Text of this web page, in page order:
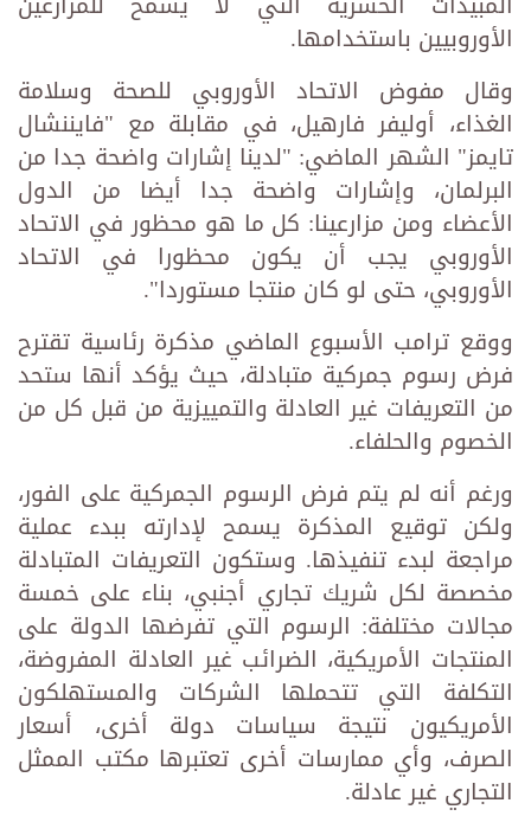
الأوروبيين باستخدامها.
وقال مفوض الاتحاد الأوروبي للصحة وسلامة
الغذاء، أوليفر فارهيل، في مقابلة مع "فايننشال
تايمز" الشهر الماضي: "لدينا إشارات واضحة جدا من
البرلمان، وإشارات واضحة جدا أيضا من الدول
الأعضاء ومن مزارعينا: كل ما هو محظور في الاتحاد
الأوروبي يجب أن يكون محظورا في الاتحاد
الأوروبي، حتى لو كان منتجا مستوردا".
ووقع ترامب الأسبوع الماضي مذكرة رئاسية تقترح
فرض رسوم جمركية متبادلة، حيث يؤكد أنها ستحد
من التعريفات غير العادلة والتمييزية من قبل كل من
الخصوم والحلفاء.
ورغم أنه لم يتم فرض الرسوم الجمركية على الفور،
ولكن توقيع المذكرة يسمح لإدارته ببدء عملية
مراجعة لبدء تنفيذها. وستكون التعريفات المتبادلة
مخصصة لكل شريك تجاري أجنبي، بناء على خمسة
مجالات مختلفة: الرسوم التي تفرضها الدولة على
المنتجات الأمريكية، الضرائب غير العادلة المفروضة،
التكلفة التي تتحملها الشركات والمستهلكون
الأمريكيون نتيجة سياسات دولة أخرى، أسعار
الصرف، وأي ممارسات أخرى تعتبرها مكتب الممثل
التجاري غير عادلة.